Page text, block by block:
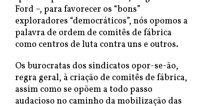
Ford –, para favorecer os “bons”
exploradores “democráticos”, nós opomos a
palavra de ordem de comitês de fábrica
como centros de luta contra uns e outros.
Os burocratas dos sindicatos opor-se-ão,
regra geral, à criação de comitês de fábrica,
assim como se opõem a todo passo
audacioso no caminho da mobilização das